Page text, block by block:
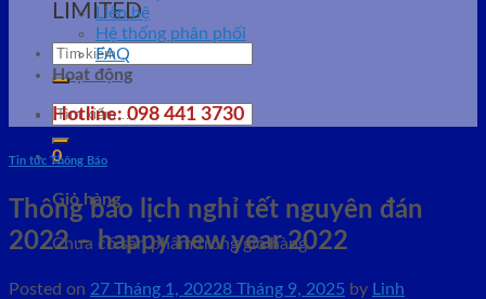
LIMITED
Tìm
kiếm:
Tìm
kiếm:
0
Giỏ hàng
Chưa có sản phẩm trong giỏ hàng.
Liên hệ
Hệ thống phân phối
FAQ
Hoạt động
Hotline: 098 441 3730
Tin tức Thông Báo
Thông báo lịch nghỉ tết nguyên đán
2022 – happy new year 2022
Posted on 27 Tháng 1, 20228 Tháng 9, 2025 by Linh